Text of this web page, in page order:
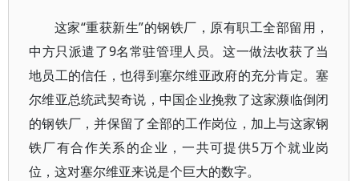
这家“重获新生”的钢铁厂，原有职工全部留用，
中方只派遣了9名常驻管理人员。这一做法收获了当
地员工的信任，也得到塞尔维亚政府的充分肯定。塞
尔维亚总统武契奇说，中国企业挽救了这家濒临倒闭
的钢铁厂，并保留了全部的工作岗位，加上与这家钢
铁厂有合作关系的企业，一共可提供5万个就业岗
位，这对塞尔维亚来说是个巨大的数字。